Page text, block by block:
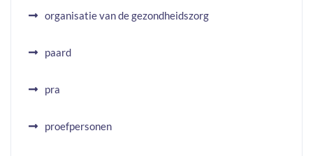
organisatie van de gezondheidszorg
paard
pra
proefpersonen